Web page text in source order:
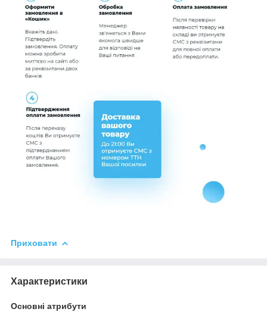
Приховати
Характеристики
Основні атрибути